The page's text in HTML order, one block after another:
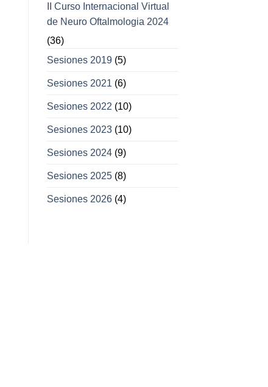
II Curso Internacional Virtual
de Neuro Oftalmologia 2024
(36)
Sesiones 2019(5)
Sesiones 2021 (6)
Sesiones 2022 (10)
Sesiones 2023(10)
Sesiones 2024(9)
Sesiones 2025(8)
Sesiones 2026(4)